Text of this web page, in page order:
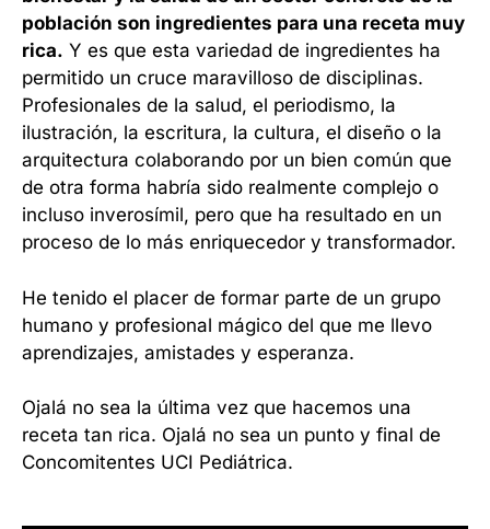
población son ingredientes para una receta muy
rica. Y es que esta variedad de ingredientes ha
permitido un cruce maravilloso de disciplinas.
Profesionales de la salud, el periodismo, la
ilustración, la escritura, la cultura, el diseño o la
arquitectura colaborando por un bien común que
de otra forma habría sido realmente complejo o
incluso inverosímil, pero que ha resultado en un
proceso de lo más enriquecedor y transformador.
He tenido el placer de formar parte de un grupo
humano y profesional mágico del que me llevo
aprendizajes, amistades y esperanza.
Ojalá no sea la última vez que hacemos una
receta tan rica. Ojalá no sea un punto y final de
Concomitentes UCI Pediátrica.